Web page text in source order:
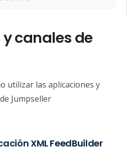
canales de
utilizar las aplicaciones y
Jumpseller
XML FeedBuilder